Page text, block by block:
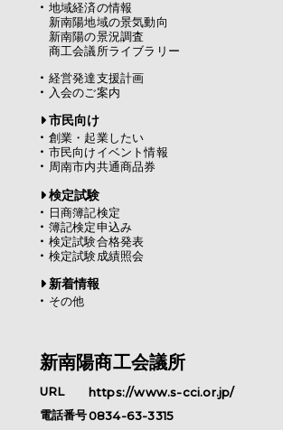
地域経済の情報
新南陽地域の景気動向
新南陽の景況調査
商工会議所ライブラリー
経営発達支援計画
入会のご案内
市民向け
創業・起業したい
市民向けイベント情報
周南市内共通商品券
検定試験
日商簿記検定
簿記検定申込み
検定試験合格発表
検定試験成績照会
新着情報
その他
新南陽商工会議所
URL
https://www.s-cci.or.jp/
電話番号0834-63-3315